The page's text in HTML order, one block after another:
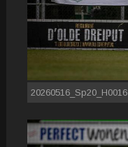
20260516_Sp20_H0016